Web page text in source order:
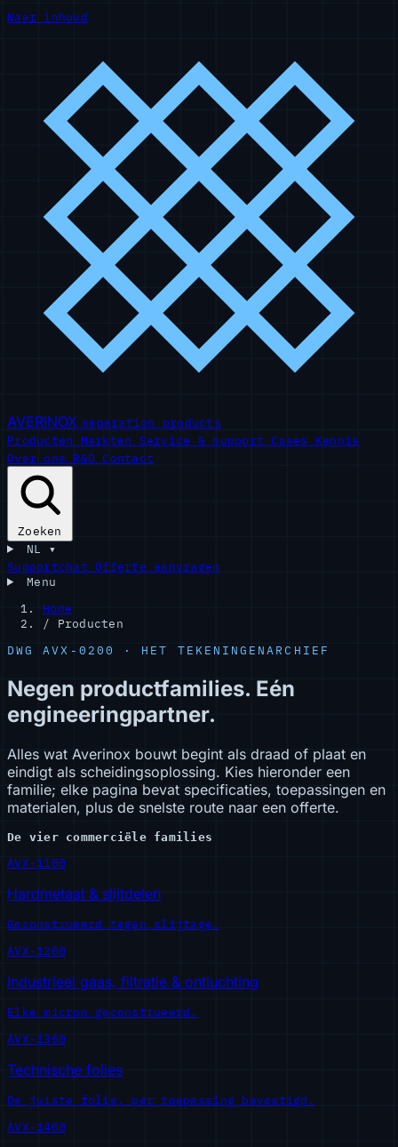
Naar inhoud
AVERINOX separation products
Producten Markten Service & support Cases Kennis
Over ons R&D Contact
Zoeken
NL ▾
SupportchatOfferte aanvragen
Menu
Home
/
Producten
DWG AVX-0200 · HET TEKENINGENARCHIEF
Negen productfamilies. Eén
engineeringpartner.
Alles wat Averinox bouwt begint als draad of plaat en
eindigt als scheidingsoplossing. Kies hieronder een
familie; elke pagina bevat specificaties, toepassingen en
materialen, plus de snelste route naar een offerte.
De vier commerciële families
AVX-1100
Hardmetaal & slijtdelen
Geconstrueerd tegen slijtage.
AVX-1200
Industrieel gaas, filtratie & ontluchting
Elke micron geconstrueerd.
AVX-1300
Technische folies
De juiste folie, per toepassing bevestigd.
AVX-1400